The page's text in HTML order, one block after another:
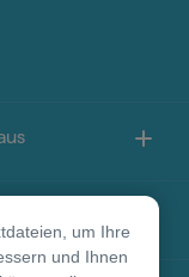
um Ihre
und Ihnen